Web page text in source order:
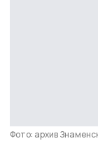
Фото: архив